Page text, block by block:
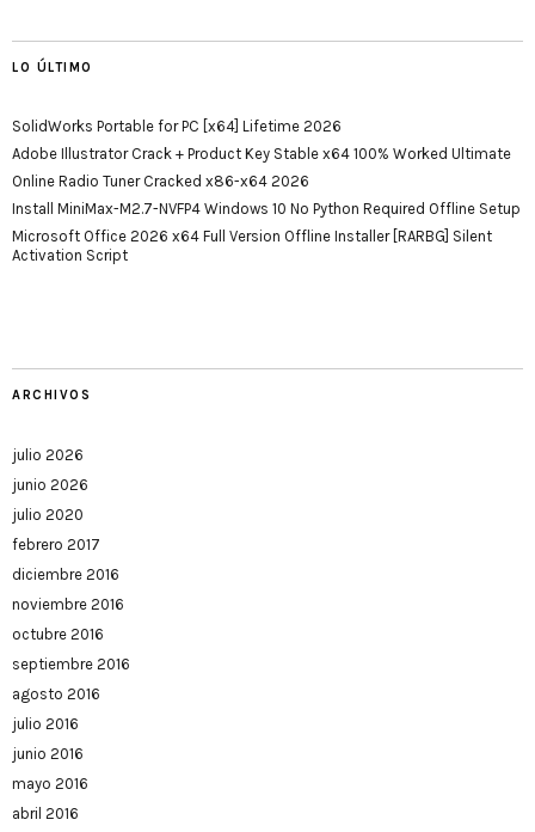
LO ÚLTIMO
SolidWorks Portable for PC [x64] Lifetime 2026
Adobe Illustrator Crack + Product Key Stable x64 100% Worked Ultimate
Online Radio Tuner Cracked x86-x64 2026
Install MiniMax-M2.7-NVFP4 Windows 10 No Python Required Offline Setup
Microsoft Office 2026 x64 Full Version Offline Installer [RARBG] Silent
Activation Script
ARCHIVOS
julio 2026
junio 2026
julio 2020
febrero 2017
diciembre 2016
noviembre 2016
octubre 2016
septiembre 2016
agosto 2016
julio 2016
junio 2016
mayo 2016
abril 2016